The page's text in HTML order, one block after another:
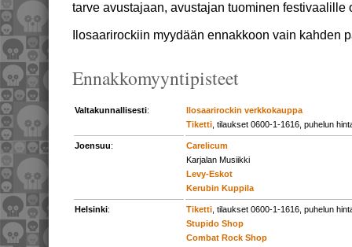
tarve avustajaan, avustajan tuominen festivaalille
Ilosaarirockiin myydään ennakkoon vain kahden
Ennakkomyyntipisteet
Valtakunnallisesti:
Ilosaarirockin verkkokauppa
Tiketti , tilaukset 0600-1-1616, puhelun
Joensuu:
Carelicum
Karjalan Musiikki
Levy-Eskot
Kerubin Kuppila
Helsinki: Tiketti , tilaukset 0600-1-1616, puhelun
Stupido Shop
Combat Rock Shop